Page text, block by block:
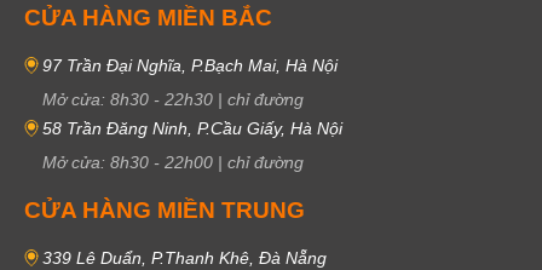
CỬA HÀNG MIỀN BẮC
97 Trần Đại Nghĩa, P.Bạch Mai, Hà Nội
Mở cửa: 8h30 - 22h30 | chỉ đường
58 Trần Đăng Ninh, P.Cầu Giấy, Hà Nội
Mở cửa: 8h30 - 22h00 | chỉ đường
CỬA HÀNG MIỀN TRUNG
339 Lê Duẩn, P.Thanh Khê, Đà Nẵng